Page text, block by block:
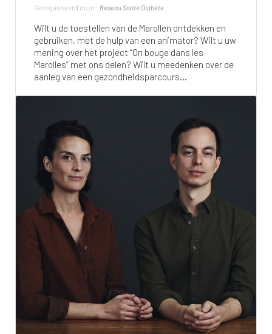
Georganiseerd door : Réseau Santé Diabète
Wilt u de toestellen van de Marollen ontdekken en
gebruiken, met de hulp van een animator? Wilt u uw
mening over het project “On bouge dans les
Marolles” met ons delen? Wilt u meedenken over de
aanleg van een gezondheidsparcours...